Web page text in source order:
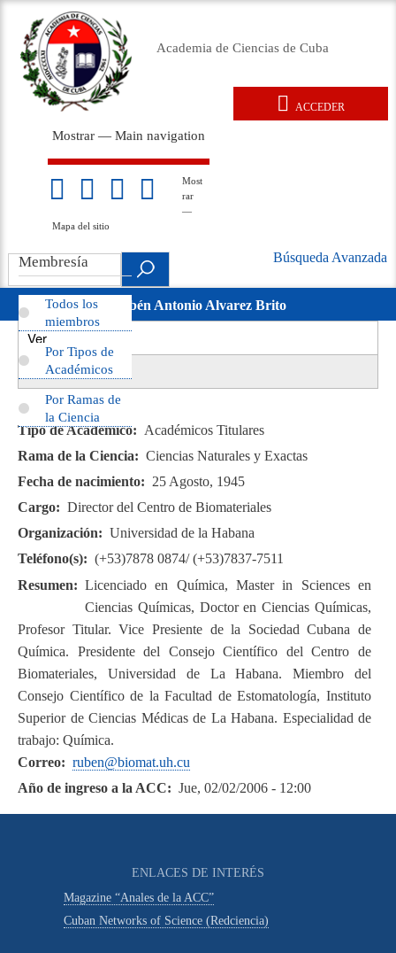
contenido
Academia de Ciencias de Cuba
Main
navigation
Mostrar — Main navigation
Inicio
Acerca de
Membresía
sitio
Most
rar
—
Mapa del sitio
.
ACCEDER
Search
Avanzada
movil
Búsqueda Avanzada
Rubén Antonio Alvarez Brito
Primary
tabs
Ver
activa)
Revisiones
Tipo de Académico
Académicos Titulares
Rama de la Ciencia
Ciencias Naturales y Exactas
Fecha de nacimiento
25 Agosto, 1945
Cargo
Director del Centro de Biomateriales
Organización
Universidad de la Habana
Teléfono(s)
(+53)7878 0874/ (+53)7837-7511
Resumen
Licenciado en Química, Master in Sciences en
Ciencias Químicas, Doctor en Ciencias Químicas,
Profesor Titular. Vice Presiente de la Sociedad Cubana de
Química. Presidente del Consejo Científico del Centro de
Biomateriales, Universidad de La Habana. Miembro del
Consejo Científico de la Facultad de Estomatología, Instituto
Superior de Ciencias Médicas de La Habana. Especialidad de
trabajo: Química.
Correo
ruben@biomat.uh.cu
Año de ingreso a la ACC
Jue, 02/02/2006 - 12:00
Membresía
Todos los
miembros
Por Tipos de
Académicos
Por Ramas de
la Ciencia
ENLACES DE INTERÉS
Magazine “Anales de la ACC”
Cuban Networks of Science (Redciencia)